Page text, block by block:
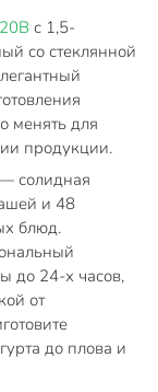
с 1,5-
со стеклянной
менять для
продукции.
солидная
и 48
блюд.
до 24-х часов,
от
до плова и